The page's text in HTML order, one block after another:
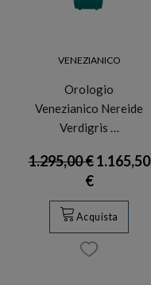
VENEZIANICO
Orologio
Venezianico Nereide
Verdigris …
1.295,00 €1.165,50
€
Acquista